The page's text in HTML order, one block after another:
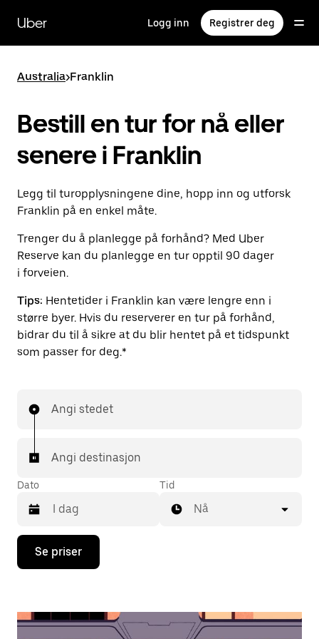
hovedinnholdet
Uber Logg inn Registrer deg
Australia>Franklin
Bestill en tur for nå eller
senere i Franklin
Legg til turopplysningene dine, hopp inn og utforsk
Franklin på en enkel måte.
Trenger du å planlegge på forhånd? Med Uber
Reserve kan du planlegge en tur opptil 90 dager
i forveien.
Tips: Hentetider i Franklin kan være lengre enn i
større byer. Hvis du reserverer en tur på forhånd,
bidrar du til å sikre at du blir hentet på et tidspunkt
som passer for deg.*
Angi stedet
Angi destinasjon
Dato
Trykk
piltast
åpne
Tid
Nå
Se priser